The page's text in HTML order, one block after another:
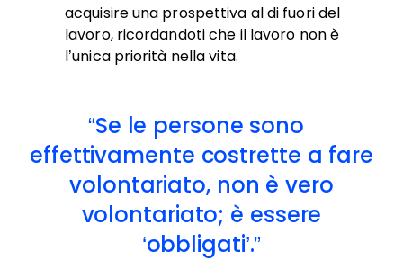
acquisire una prospettiva al di fuori del
lavoro, ricordandoti che il lavoro non è
l’unica priorità nella vita.
Se le persone sono
effettivamente costrette a fare
volontariato, non è vero
volontariato; è essere
‘obbligati’.